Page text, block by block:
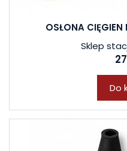
OSŁONA
Sklep
Do